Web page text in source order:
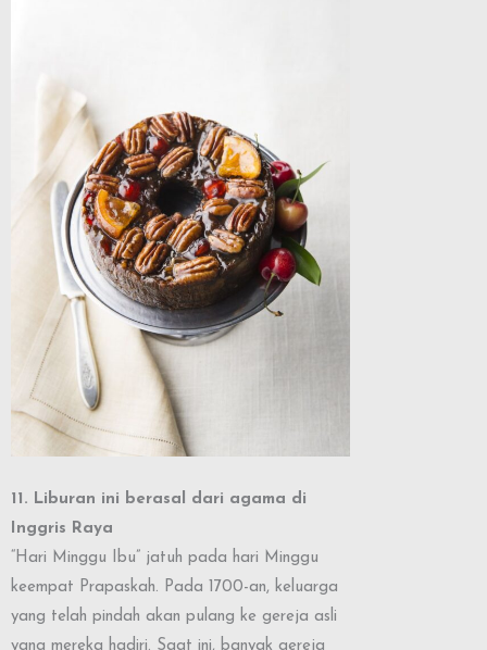
11. Liburan ini berasal dari agama di
Inggris Raya
“Hari Minggu Ibu” jatuh pada hari Minggu
keempat Prapaskah. Pada 1700-an, keluarga
yang telah pindah akan pulang ke gereja asli
yang mereka hadiri. Saat ini, banyak gereja